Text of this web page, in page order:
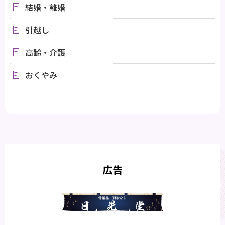
結婚・離婚
引越し
高齢・介護
おくやみ
広告